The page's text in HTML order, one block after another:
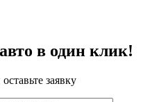
в один клик!
заявку